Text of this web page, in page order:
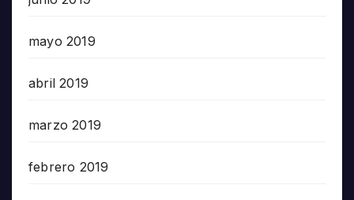
mayo 2019
abril 2019
marzo 2019
febrero 2019